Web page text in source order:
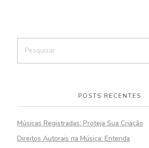
POSTS RECENTES
Músicas Registradas: Proteja Sua Criação
Direitos Autorais na Música: Entenda